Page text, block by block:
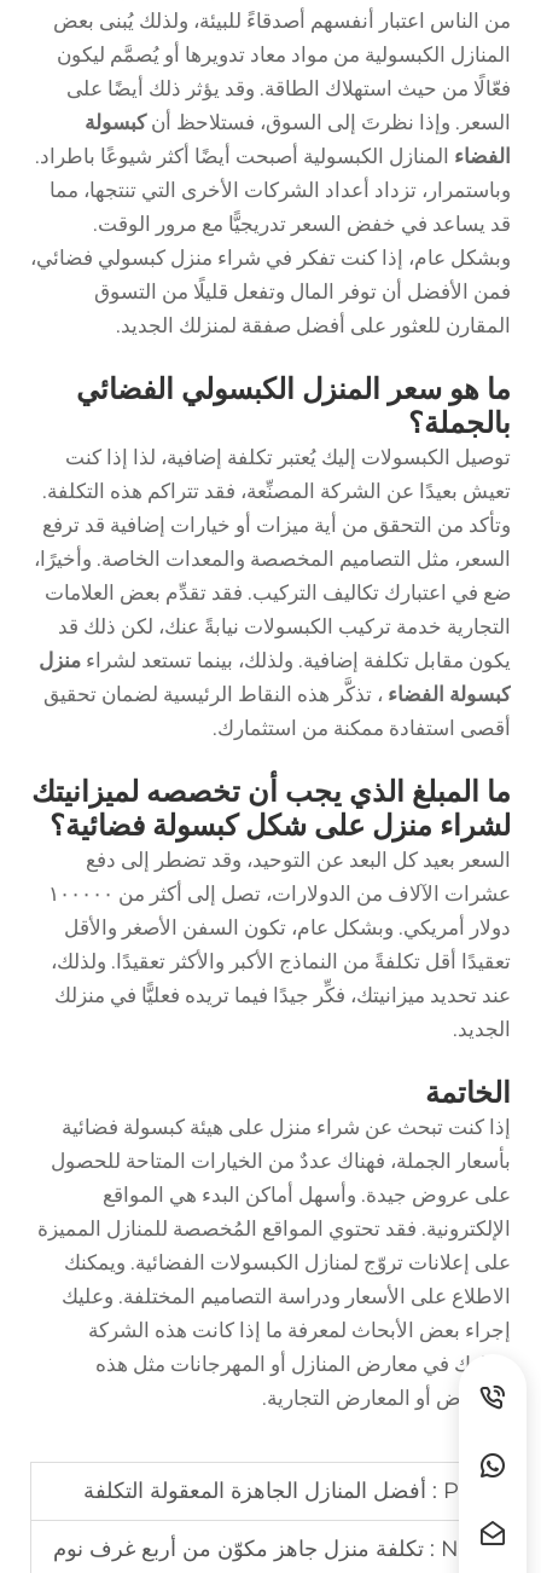
من الناس اعتبار أنفسهم أصدقاءً للبيئة، ولذلك يُبنى بعض
المنازل الكبسولية من مواد معاد تدويرها أو يُصمَّم ليكون
فعّالًا من حيث استهلاك الطاقة. وقد يؤثر ذلك أيضًا على
السعر. وإذا نظرتَ إلى السوق، فستلاحظ أنكبسولة
الفضاء المنازل الكبسولية أصبحت أيضًا أكثر شيوعًا باطراد.
وباستمرار، تزداد أعداد الشركات الأخرى التي تنتجها، مما
قد يساعد في خفض السعر تدريجيًّا مع مرور الوقت.
وبشكل عام، إذا كنت تفكر في شراء منزل كبسولي فضائي،
فمن الأفضل أن توفر المال وتفعل قليلًا من التسوق
المقارن للعثور على أفضل صفقة لمنزلك الجديد.
ما هو سعر المنزل الكبسولي الفضائي
بالجملة؟
توصيل الكبسولات إليك يُعتبر تكلفة إضافية، لذا إذا كنت
تعيش بعيدًا عن الشركة المصنِّعة، فقد تتراكم هذه التكلفة.
وتأكد من التحقق من أية ميزات أو خيارات إضافية قد ترفع
السعر، مثل التصاميم المخصصة والمعدات الخاصة. وأخيرًا،
ضع في اعتبارك تكاليف التركيب. فقد تقدِّم بعض العلامات
التجارية خدمة تركيب الكبسولات نيابةً عنك، لكن ذلك قد
يكون مقابل تكلفة إضافية. ولذلك، بينما تستعد لشراء منزل
كبسولة الفضاء ، تذكَّر هذه النقاط الرئيسية لضمان تحقيق
أقصى استفادة ممكنة من استثمارك.
ما المبلغ الذي يجب أن تخصصه لميزانيتك
لشراء منزل على شكل كبسولة فضائية؟
السعر بعيد كل البعد عن التوحيد، وقد تضطر إلى دفع
عشرات الآلاف من الدولارات، تصل إلى أكثر من ١٠٠٠٠٠
دولار أمريكي. وبشكل عام، تكون السفن الأصغر والأقل
تعقيدًا أقل تكلفةً من النماذج الأكبر والأكثر تعقيدًا. ولذلك،
عند تحديد ميزانيتك، فكِّر جيدًا فيما تريده فعليًّا في منزلك
الجديد.
الخاتمة
إذا كنت تبحث عن شراء منزل على هيئة كبسولة فضائية
بأسعار الجملة، فهناك عددٌ من الخيارات المتاحة للحصول
على عروض جيدة. وأسهل أماكن البدء هي المواقع
الإلكترونية. فقد تحتوي المواقع المُخصصة للمنازل المميزة
على إعلانات تروّج لمنازل الكبسولات الفضائية. ويمكنك
الاطلاع على الأسعار ودراسة التصاميم المختلفة. وعليك
إجراء بعض الأبحاث لمعرفة ما إذا كانت هذه الشركة
تشارك في معارض المنازل أو المهرجانات مثل هذه
المعارض أو المعارض التجارية.
Prev : أفضل المنازل الجاهزة المعقولة التكلفة
Next : تكلفة منزل جاهز مكوّن من أربع غرف نوم